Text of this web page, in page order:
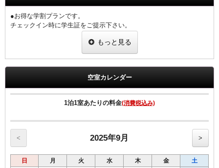
●お得な学割プランです。
チェックイン時に学生証をご提示下さい。
※提示なき場合は、割引無しの料金を適用させていただきます。
飛騨の郷土料理を豊富に盛り込んだ和定食（現在和朝食のみの提供と
なります）
完備。
・ご宿泊者様専用の大浴場をご利用いただけます。
もっと見る
空室カレンダー
1泊1室あたりの料金(消費税込み)
< 2025年9月 >
日 月 火 水 木 金 土